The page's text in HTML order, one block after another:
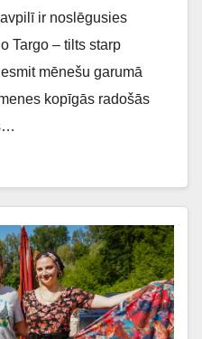
ir noslēgusies
Targo – tilts starp
mēnešu garumā
kopīgās radošās